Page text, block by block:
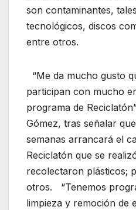
son contaminantes,
tecnológicos, discos
entre otros.
“Me da mucho gusto
participan con mucho
programa de
Gómez, tras señalar
semanas arrancará el
Reciclatón que se
recolectaron plásticos;
otros. “Tenemos
limpieza y remoción de